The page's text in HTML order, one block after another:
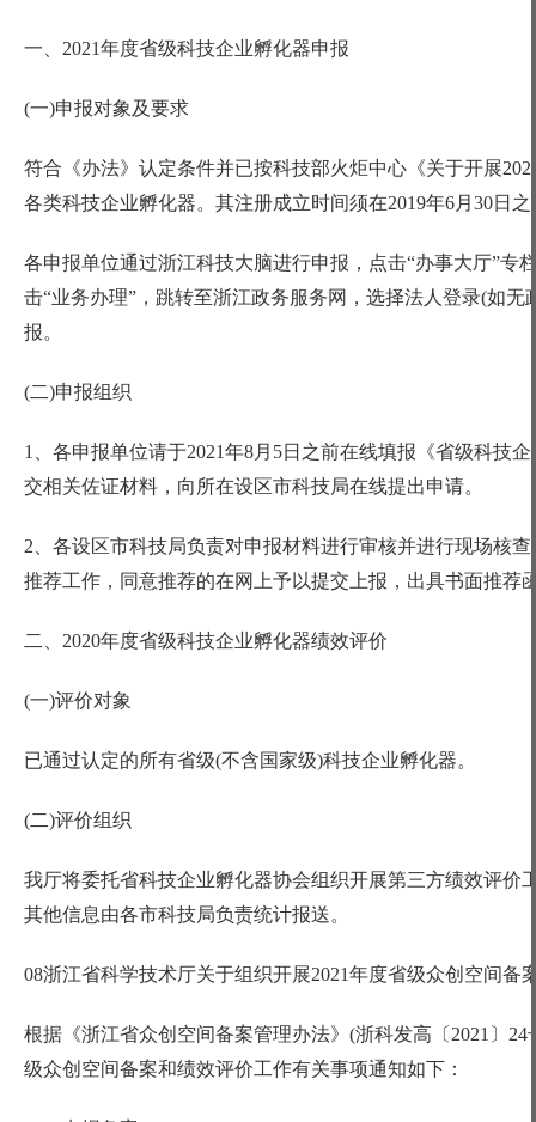
一、 2021年度省级科技企业孵化器申报
(一)申报对象及要求
符合《办法》认定条件并已按科技部火炬中心《关于开展
各类科技企业孵化器。其注册成立时间须在2019年6月30日
各申报单位通过浙江科技大脑进行申报，点击“办事大厅”专
击“业务办理”，跳转至浙江政务服务网，选择法人登录(如
报。
(二)申报组织
1、各申报单位请于2021年8月5日之前在线填报《省级科技
交相关佐证材料，向所在设区市科技局在线提出申请。
2、各设区市科技局负责对申报材料进行审核并进行现场核
推荐工作，同意推荐的在网上予以提交上报，出具书面推
二、 2020年度省级科技企业孵化器绩效评价
(一)评价对象
已通过认定的所有省级(不含国家级)科技企业孵化器。
(二)评价组织
我厅将委托省科技企业孵化器协会组织开展第三方绩效评价
其他信息由各市科技局负责统计报送。
08浙江省科学技术厅关于组织开展2021年度省级众创空间备
根据《浙江省众创空间备案管理办法》 (浙科发高〔2021〕
级众创空间备案和绩效评价工作有关事项通知如下：